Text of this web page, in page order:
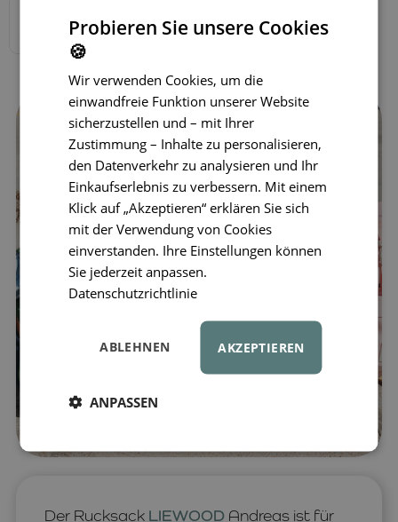
Der Rucksack LIEWOOD Andreas ist für
Probieren Sie unsere Cookies
🍪
Wir verwenden Cookies, um die
einwandfreie Funktion unserer Website
sicherzustellen und – mit Ihrer
Zustimmung – Inhalte zu personalisieren,
den Datenverkehr zu analysieren und Ihr
Einkaufserlebnis zu verbessern. Mit einem
Klick auf „Akzeptieren“ erklären Sie sich
mit der Verwendung von Cookies
einverstanden. Ihre Einstellungen können
Sie jederzeit anpassen.
Datenschutzrichtlinie
AKZEPTIEREN
ABLEHNEN
ANPASSEN